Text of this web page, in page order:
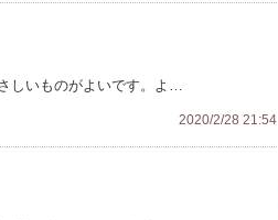
しいものがよいです。よ…
2020/2/28 21:54